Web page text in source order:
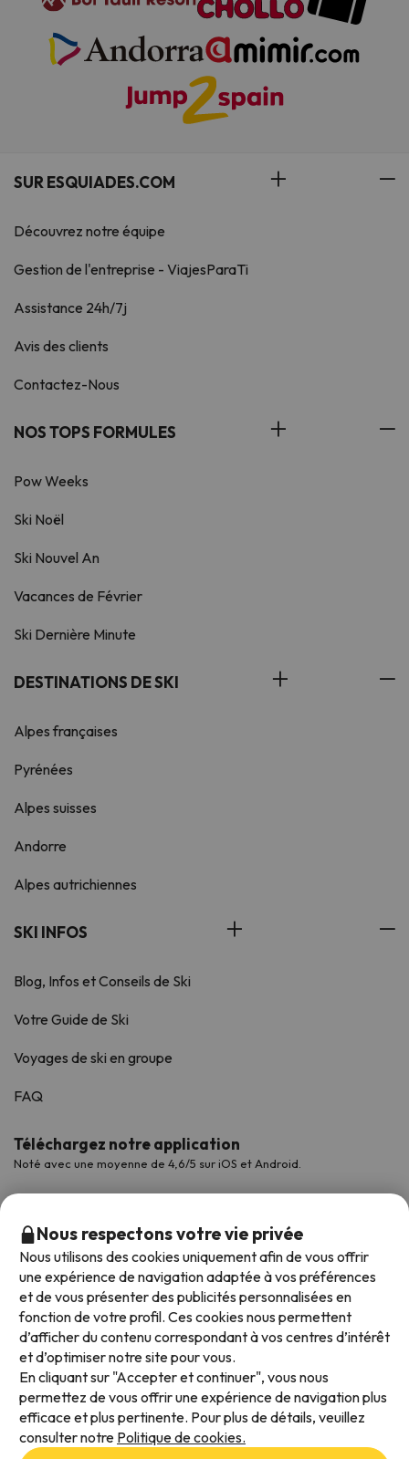
SUR ESQUIADES.COM
Découvrez notre équipe
Gestion de l'entreprise - ViajesParaTi
Assistance 24h/7j
Avis des clients
Contactez-Nous
NOS TOPS FORMULES
Pow Weeks
Ski Noël
Ski Nouvel An
Vacances de Février
Ski Dernière Minute
DESTINATIONS DE SKI
Alpes françaises
Pyrénées
Alpes suisses
Andorre
Alpes autrichiennes
SKI INFOS
Blog, Infos et Conseils de Ski
Votre Guide de Ski
Voyages de ski en groupe
FAQ
Téléchargez notre application
Noté avec une moyenne de 4,6/5 sur iOS et Android.
Modes de paiement disponibles
Nous respectons votre vie privée
Nous utilisons des cookies uniquement afin de vous offrir
une expérience de navigation adaptée à vos préférences
et de vous présenter des publicités personnalisées en
fonction de votre profil. Ces cookies nous permettent
d’afficher du contenu correspondant à vos centres d’intérêt
et d’optimiser notre site pour vous.
En cliquant sur "Accepter et continuer", vous nous
permettez de vous offrir une expérience de navigation plus
efficace et plus pertinente. Pour plus de détails, veuillez
consulter notre Politique de cookies.